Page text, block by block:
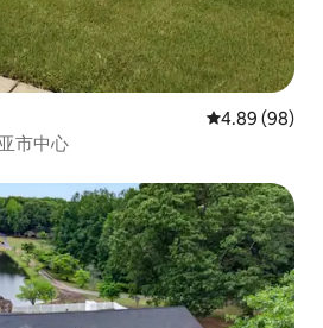
平均评分 4.89
4.89 (98)
市中心